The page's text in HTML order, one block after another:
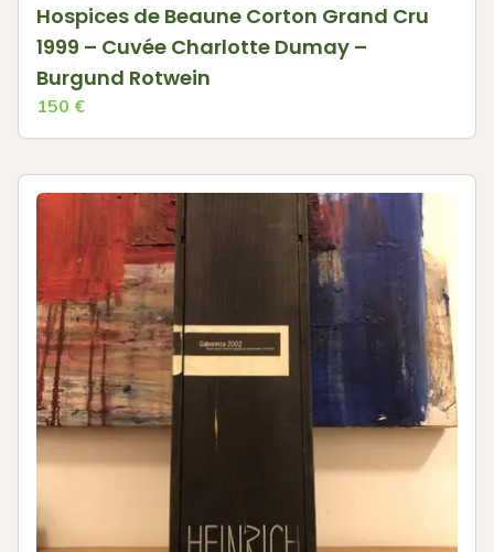
Hospices de Beaune Corton Grand Cru
1999 – Cuvée Charlotte Dumay –
Burgund Rotwein
150 €